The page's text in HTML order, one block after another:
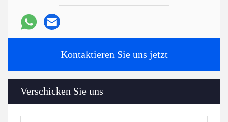
Kontaktieren Sie uns jetzt
Verschicken Sie uns